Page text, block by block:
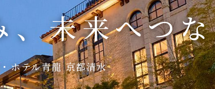
、未来へつ
ホテル青龍 京都清水
、未来へつ
ホテル青龍 京都清水